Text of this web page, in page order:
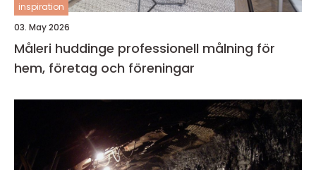
inspiration
03. May 2026
Måleri huddinge professionell målning för
hem, företag och föreningar